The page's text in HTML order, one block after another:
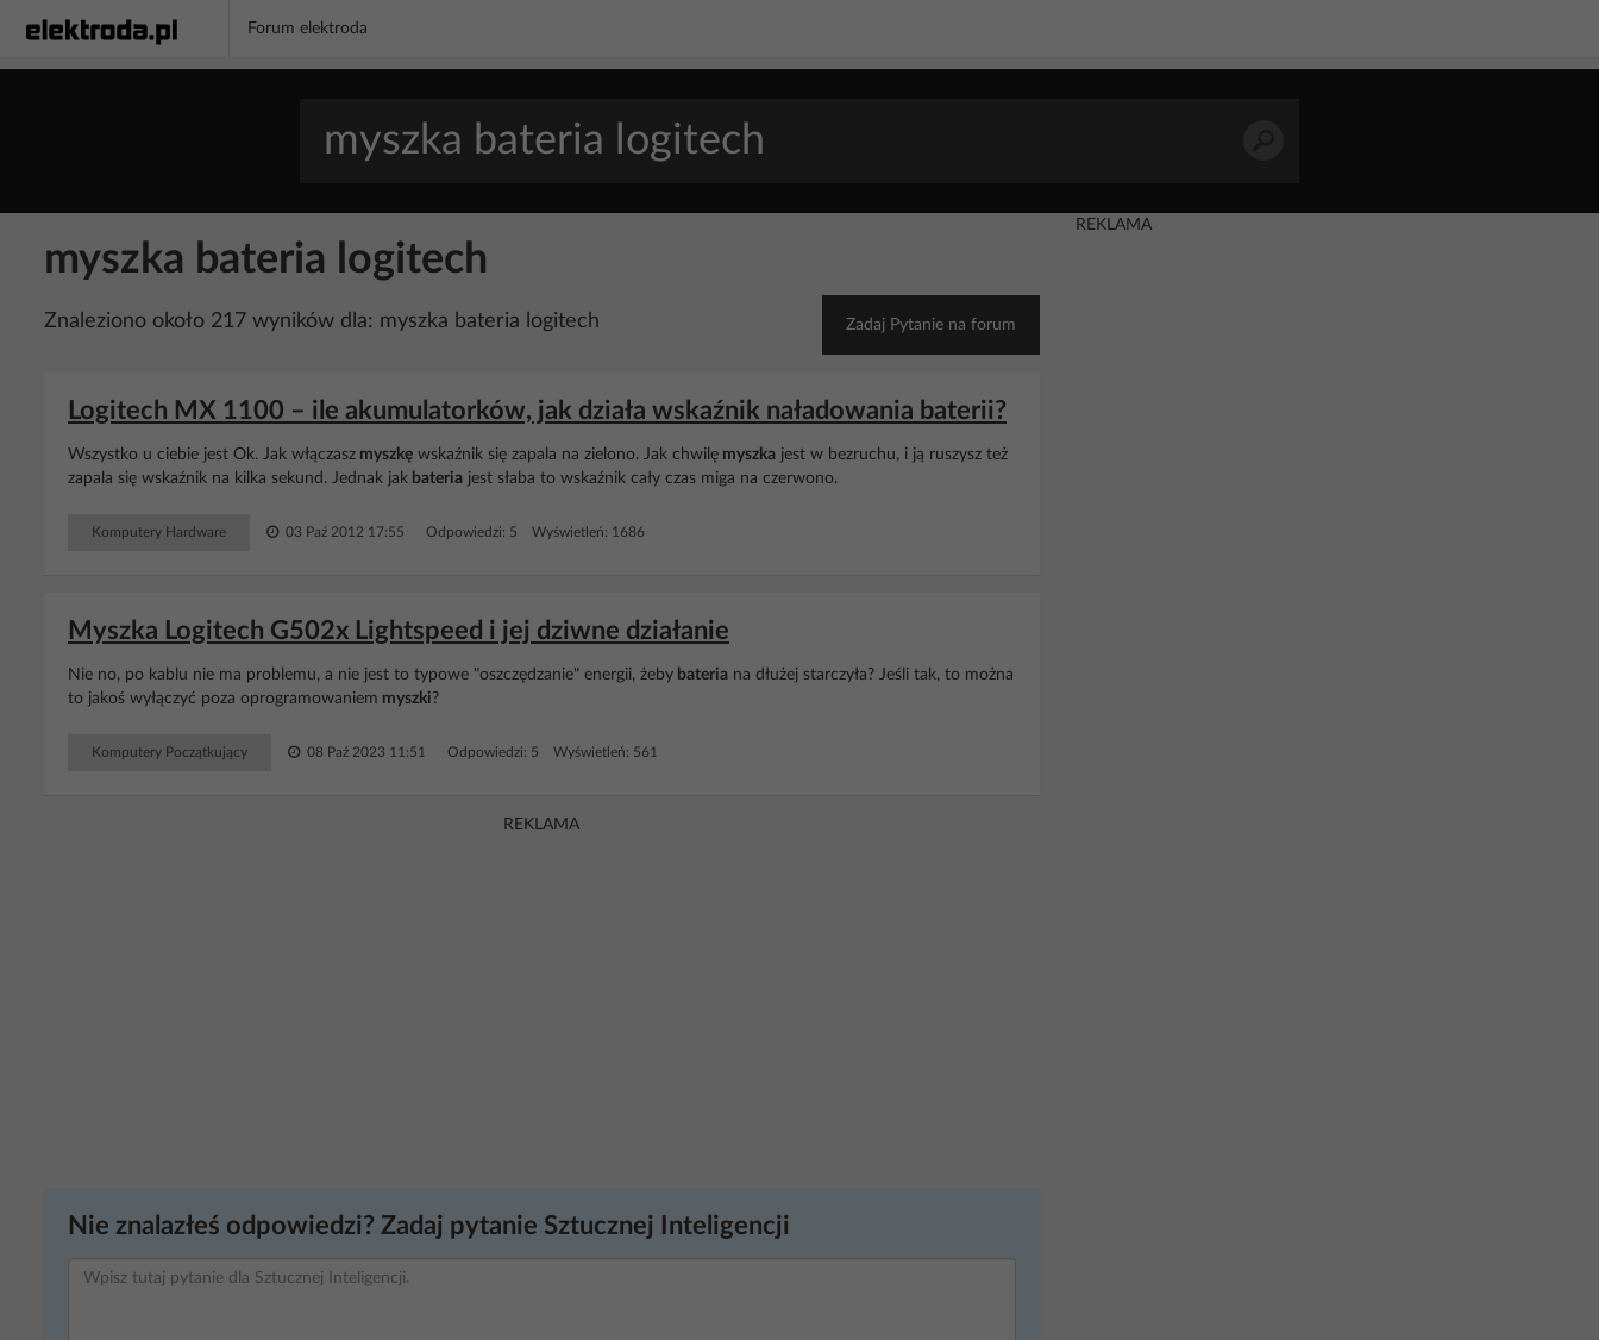
Forum elektroda
myszka bateria logitech
Znaleziono około 217 wyników dla: myszka bateria logitech Zadaj Pytanie na forum
Logitech MX 1100 – ile akumulatorków, jak działa wskaźnik naładowania baterii?
Wszystko u ciebie jest Ok. Jak włączasz myszkę wskaźnik się zapala na zielono. Jak chwilę myszka jest w bezruchu, i ją ruszysz też
zapala się wskaźnik na kilka sekund. Jednak jak bateria jest słaba to wskaźnik cały czas miga na czerwono.
Komputery Hardware 03 Paź 2012 17:55 Odpowiedzi: 5 Wyświetleń: 1686
Myszka Logitech G502x Lightspeed i jej dziwne działanie
Nie no, po kablu nie ma problemu, a nie jest to typowe "oszczędzanie" energii, żeby bateria na dłużej starczyła? Jeśli tak, to można
to jakoś wyłączyć poza oprogramowaniem myszki?
Komputery Początkujący 08 Paź 2023 11:51 Odpowiedzi: 5 Wyświetleń: 561
REKLAMA
Nie znalazłeś odpowiedzi? Zadaj pytanie Sztucznej Inteligencji
REKLAMA